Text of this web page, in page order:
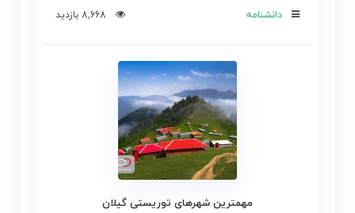
دانشنامه 8,668 بازدید
مهمترین شهرهای توریستی گیلان